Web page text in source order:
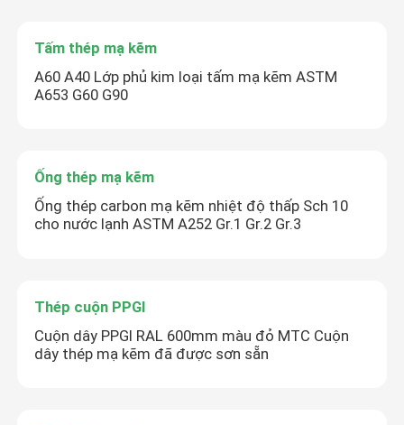
Tấm thép mạ kẽm
A60 A40 Lớp phủ kim loại tấm mạ kẽm ASTM
A653 G60 G90
Ống thép mạ kẽm
Ống thép carbon mạ kẽm nhiệt độ thấp Sch 10
cho nước lạnh ASTM A252 Gr.1 Gr.2 Gr.3
Thép cuộn PPGI
Cuộn dây PPGI RAL 600mm màu đỏ MTC Cuộn
dây thép mạ kẽm đã được sơn sẵn